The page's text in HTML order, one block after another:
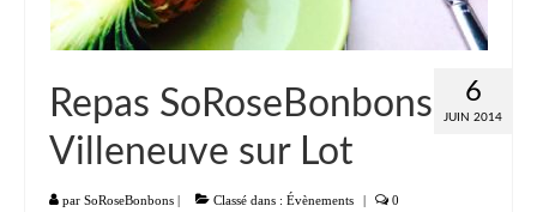
Plats
Légumes
Pâtes Riz Polenta
Poissons
6
JUIN 2014
Repas SoRoseBonbons
Villeneuve sur Lot
par SoRoseBonbons | Classé dans : Évènements | 0